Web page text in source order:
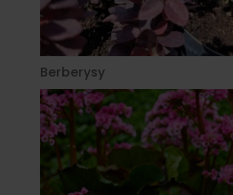
Berberysy